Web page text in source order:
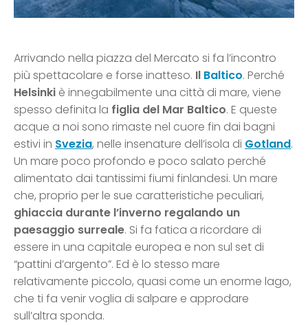
Arrivando nella piazza del Mercato si fa l’incontro
più spettacolare e forse inatteso. Il Baltico. Perché
Helsinki è innegabilmente una città di mare, viene
spesso definita la figlia del Mar Baltico. E queste
acque a noi sono rimaste nel cuore fin dai bagni
estivi in Svezia, nelle insenature dell’isola di Gotland.
Un mare poco profondo e poco salato perché
alimentato dai tantissimi fiumi finlandesi. Un mare
che, proprio per le sue caratteristiche peculiari,
ghiaccia durante l’inverno regalando un
paesaggio surreale. Si fa fatica a ricordare di
essere in una capitale europea e non sul set di
“pattini d’argento”. Ed è lo stesso mare
relativamente piccolo, quasi come un enorme lago,
che ti fa venir voglia di salpare e approdare
sull’altra sponda.